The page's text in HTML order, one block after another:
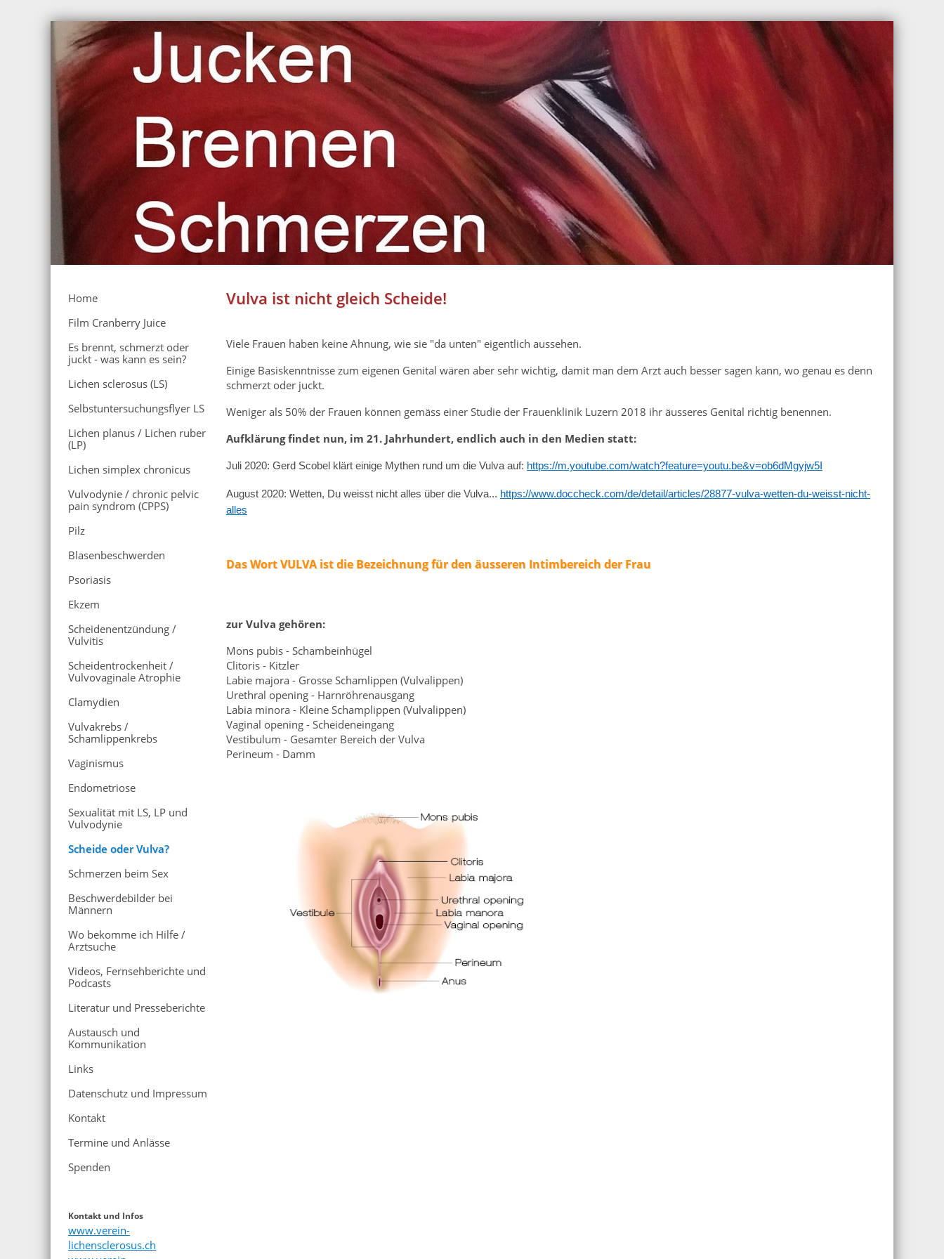
Home
Film Cranberry Juice
Es brennt, schmerzt oder
juckt - was kann es sein?
Lichen sclerosus (LS)
Selbstuntersuchungsflyer LS
Lichen planus / Lichen ruber
(LP)
Lichen simplex chronicus
Vulvodynie / chronic pelvic
pain syndrom (CPPS)
Pilz
Blasenbeschwerden
Psoriasis
Ekzem
Scheidenentzündung /
Vulvitis
Scheidentrockenheit /
Vulvovaginale Atrophie
Clamydien
Vulvakrebs /
Schamlippenkrebs
Vaginismus
Endometriose
Sexualität mit LS, LP und
Vulvodynie
Scheide oder Vulva?
Schmerzen beim Sex
Beschwerdebilder bei
Männern
Wo bekomme ich Hilfe /
Arztsuche
Videos, Fernsehberichte und
Podcasts
Literatur und Presseberichte
Austausch und
Kommunikation
Links
Datenschutz und Impressum
Kontakt
Termine und Anlässe
Spenden
Kontakt und Infos
www.verein-
lichensclerosus.ch
Vulva ist nicht gleich Scheide!
Viele Frauen haben keine Ahnung, wie sie "da unten" eigentlich aussehen.
Einige Basiskenntnisse zum eigenen Genital wären aber sehr wichtig, damit man dem Arzt auch besser sagen kann, wo genau es denn
schmerzt oder juckt.
Weniger als 50% der Frauen können gemäss einer Studie der Frauenklinik Luzern 2018 ihr äusseres Genital richtig benennen.
Aufklärung findet nun, im 21. Jahrhundert, endlich auch in den Medien statt:
Juli 2020: Gerd Scobel klärt einige Mythen rund um die Vulva auf: https://m.youtube.com/watch?feature=youtu.be&v=ob6dMgyjw5I
August 2020: Wetten, Du weisst nicht alles über die Vulva... https://www.doccheck.com/de/detail/articles/28877-vulva-wetten-du-weisst-nicht-
alles
Das Wort VULVA ist die Bezeichnung für den äusseren Intimbereich der Frau
zur Vulva gehören:
Mons pubis - Schambeinhügel
Clitoris - Kitzler
Labie majora - Grosse Schamlippen (Vulvalippen)
Urethral opening - Harnröhrenausgang
Labia minora - Kleine Schamplippen (Vulvalippen)
Vaginal opening - Scheideneingang
Vestibulum - Gesamter Bereich der Vulva
Perineum - Damm